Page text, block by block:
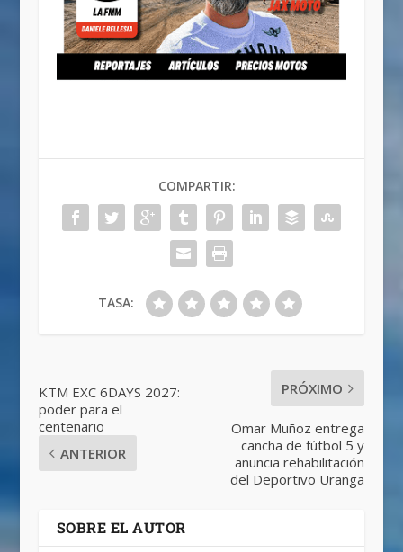
COMPARTIR:
TASA:
KTM EXC 6DAYS 2027:
poder para el
centenario
ANTERIOR
PRÓXIMO
Omar Muñoz entrega
cancha de fútbol 5 y
anuncia rehabilitación
del Deportivo Uranga
SOBRE EL AUTOR